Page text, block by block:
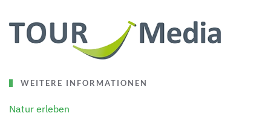
WEITERE INFORMATIONEN
Natur erleben